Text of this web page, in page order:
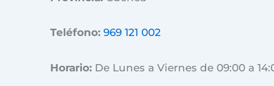
Teléfono: 969 121 002
Horario: De Lunes a Viernes de 09:00 a